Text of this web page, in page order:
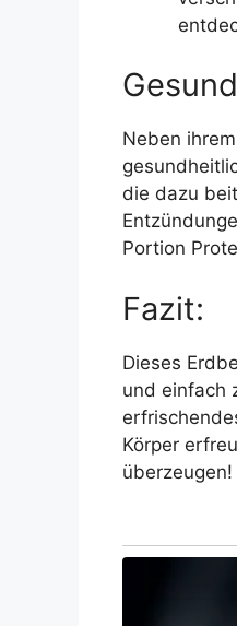
Neben
die dazu
Portion
Fazit:
Dieses
und einfach
Körper
überzeugen!